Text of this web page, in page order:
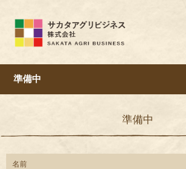
準備中
準備中
名前